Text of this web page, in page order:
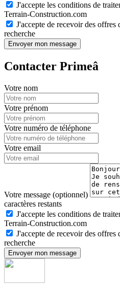
J'accepte les conditions de
Terrain-Construction.com
J'accepte de recevoir des offres
recherche
Envoyer mon message
Contacter Primeâ
Votre nom
Votre prénom
Votre numéro de téléphone
Votre email
Votre message (optionnel)
caractères restants
J'accepte les conditions de
Terrain-Construction.com
J'accepte de recevoir des offres
recherche
Envoyer mon message